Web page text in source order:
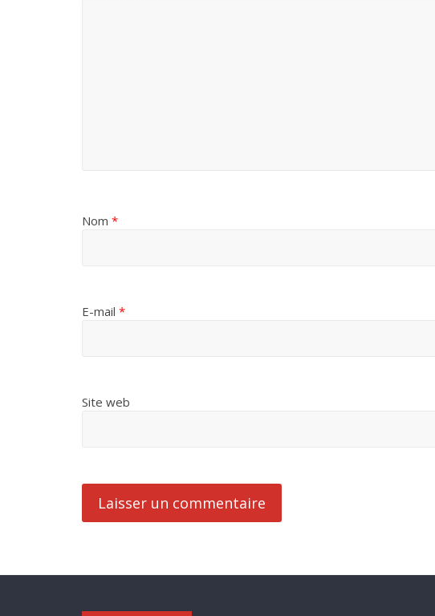
Nom *
E-mail *
Site web